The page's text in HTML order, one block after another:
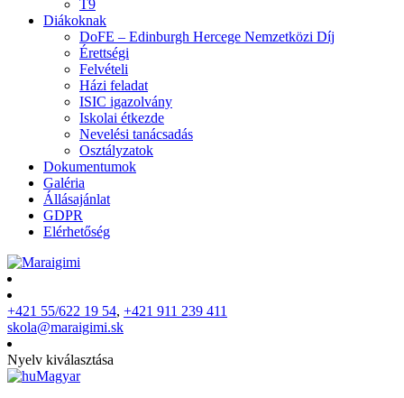
T9
Diákoknak
DoFE – Edinburgh Hercege Nemzetközi Díj
Érettségi
Felvételi
Házi feladat
ISIC igazolvány
Iskolai étkezde
Nevelési tanácsadás
Osztályzatok
Dokumentumok
Galéria
Állásajánlat
GDPR
Elérhetőség
+421 55/622 19 54, +421 911 239 411
skola@maraigimi.sk
Nyelv kiválasztása
Magyar